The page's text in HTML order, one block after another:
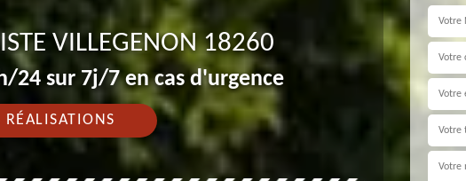
VILLEGENON 18260
24 sur 7j/7 en cas d'urgence
RÉALISATIONS